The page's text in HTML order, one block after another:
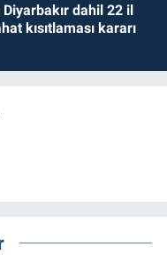
Diyarbakır dahil 22 il
kısıtlaması kararı